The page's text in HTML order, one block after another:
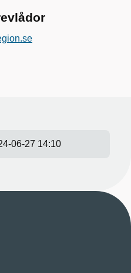
06-27 14:10